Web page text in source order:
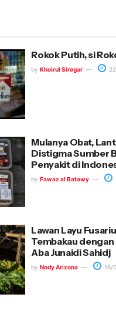
Rokok Putih, si
by Khoirul Siregar
Mulanya Obat,
Distigma Sumber
Penyakit di
by Fawaz al Batawy
Lawan Layu
Tembakau dengan
Aba Junaidi Sahidj
by Nody Arizona 16/